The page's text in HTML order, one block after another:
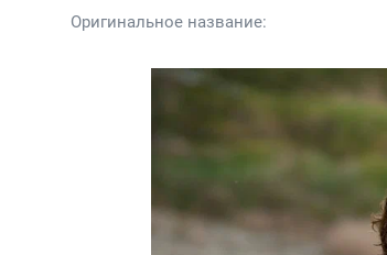
Оригинальное название: